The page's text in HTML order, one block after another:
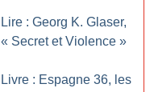
Lire : Georg K. Glaser,
« Secret et Violence »
Livre : Espagne 36, les